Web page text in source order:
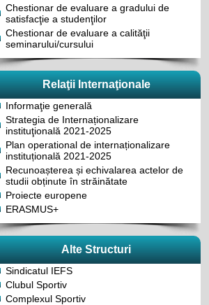
Chestionar de evaluare a gradului de
satisfacţie a studenţilor
Chestionar de evaluare a calităţii
seminarului/cursului
Relaţii Internaţionale
Informaţie generală
Strategia de Internaționalizare
instituţională 2021-2025
Plan operational de internaționalizare
instituțională 2021-2025
Recunoașterea și echivalarea actelor de
studii obținute în străinătate
Proiecte europene
ERASMUS+
Alte Structuri
Sindicatul IEFS
Clubul Sportiv
Complexul Sportiv